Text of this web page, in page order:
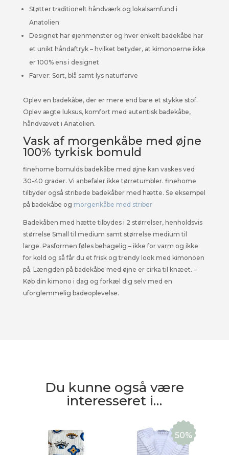
Støtter traditionelt håndværk og lokalsamfund i
Anatolien
Designet har øjenmønster og hver enkelt badekåbe har
et unikt håndaftryk – hvilket betyder, at kimonoerne ikke
er 100% ens i designet
Farver: Sort, blå samt lys naturfarve
Oplev en badekåbe, der er mere end bare et stykke stof.
Oplev ægte luksus, komfort med autentisk badekåbe,
håndvævet i Anatolien.
Vask af morgenkåbe med øjne
100% tyrkisk bomuld
finehome bomulds badekåbe med øjne kan vaskes ved
30-40 grader. Vi anbefaler ikke tørretumbler. finehome
tilbyder også stribede badekåber med hætte. Se eksempel
på badekåbe og morgenkåbe med striber
Badekåben med hætte tilbydes i 2 størrelser, henholdsvis
størrelse Small til medium samt størrelse medium til
large. Pasformen føles behagelig – ikke for varm og ikke
for kold og så får du et frisk og trendy look med kimonoen
på. Længden på badekåbe med øjne er cirka til knæet. –
Køb din kimono i dag og forkæl dig selv med en
uforglemmelig badeoplevelse.
Du kunne også være
interesseret i…
50%